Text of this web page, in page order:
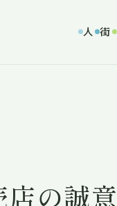
人 街
の誠意